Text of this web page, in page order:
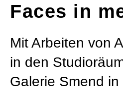
Faces in
Mit Arbeiten von
in den
Galerie Smend in